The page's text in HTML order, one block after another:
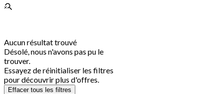
Aucun résultat trouvé
Désolé, nous n'avons pas pu le
trouver.
Essayez de réinitialiser les filtres
pour découvrir plus d'offres.
Effacer tous les filtres